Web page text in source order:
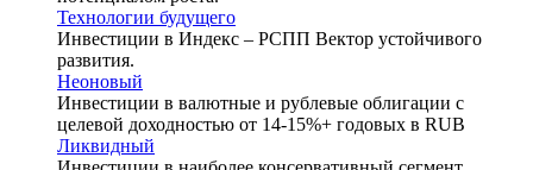
Технологии будущего
Инвестиции в Индекс – РСПП Вектор устойчивого
развития.
Неоновый
Инвестиции в валютные и рублевые облигации с
целевой доходностью от 14-15%+ годовых в RUB
Ликвидный